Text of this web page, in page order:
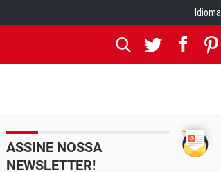
Idioma
ASSINE NOSSA
NEWSLETTER!